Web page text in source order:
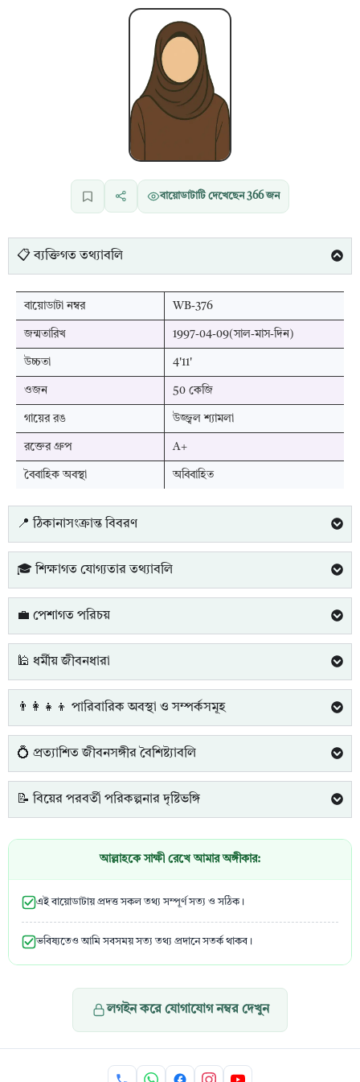
বায়োডাটাটি দেখেছেন366জন
📋 ব্যক্তিগত তথ্যাবলি
বায়োডাটা নম্বর WB-376
জন্মতারিখ 1997-04-09(সাল-মাস-দিন)
উচ্চতা 4'11'
ওজন 50 কেজি
গায়ের রঙ উজ্জ্বল শ্যামলা
রক্তের গ্রুপ A+
বৈবাহিক অবস্থা অবিবাহিত
📍 ঠিকানাসংক্রান্ত বিবরণ
🎓 শিক্ষাগত যোগ্যতার তথ্যাবলি
💼 পেশাগত পরিচয়
🕌 ধর্মীয় জীবনধারা
👨‍👩‍👧‍👦 পারিবারিক অবস্থা ও সম্পর্কসমূহ
💍 প্রত্যাশিত জীবনসঙ্গীর বৈশিষ্ট্যাবলি
📝 বিয়ের পরবর্তী পরিকল্পনার দৃষ্টিভঙ্গি
আল্লাহকে সাক্ষী রেখে আমার অঙ্গীকার:
এই বায়োডাটায় প্রদত্ত সকল তথ্য সম্পূর্ণ সত্য ও সঠিক।
ভবিষ্যতেও আমি সবসময় সত্য তথ্য প্রদানে সতর্ক থাকব।
লগইন করে যোগাযোগ নম্বর দেখুন